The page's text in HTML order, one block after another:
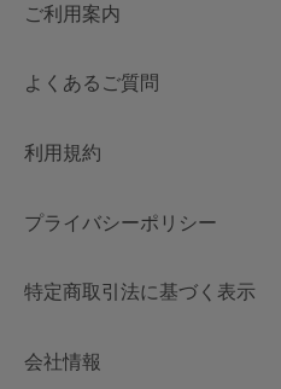
ご利用案内
よくあるご質問
利用規約
プライバシーポリシー
特定商取引法に基づく表示
会社情報